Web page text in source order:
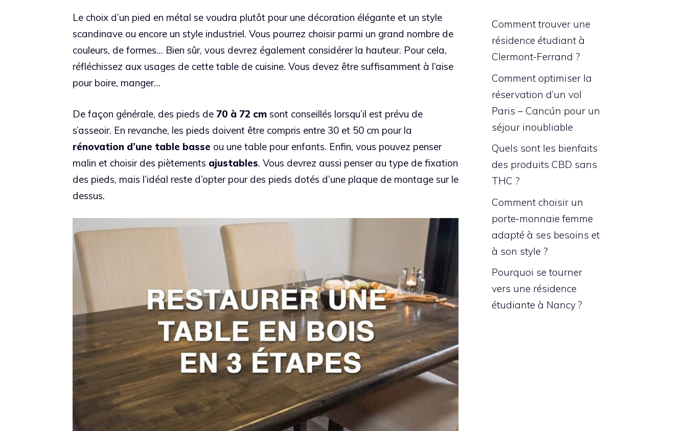
Le choix d’un pied en métal se voudra plutôt pour une décoration élégante et un style
scandinave ou encore un style industriel. Vous pourrez choisir parmi un grand nombre de
couleurs, de formes… Bien sûr, vous devrez également considérer la hauteur. Pour cela,
réfléchissez aux usages de cette table de cuisine. Vous devez être suffisamment à l’aise
pour boire, manger…
De façon générale, des pieds de 70 à 72 cm sont conseillés lorsqu’il est prévu de
s’asseoir. En revanche, les pieds doivent être compris entre 30 et 50 cm pour la
rénovation d’une table basse ou une table pour enfants. Enfin, vous pouvez penser
malin et choisir des piètements ajustables. Vous devrez aussi penser au type de fixation
des pieds, mais l’idéal reste d’opter pour des pieds dotés d’une plaque de montage sur le
dessus.
Comment trouver une
résidence étudiant à
Clermont-Ferrand ?
Comment optimiser la
réservation d’un vol
Paris – Cancún pour un
séjour inoubliable
Quels sont les bienfaits
des produits CBD sans
THC ?
Comment choisir un
porte-monnaie femme
adapté à ses besoins et
à son style ?
Pourquoi se tourner
vers une résidence
étudiante à Nancy ?